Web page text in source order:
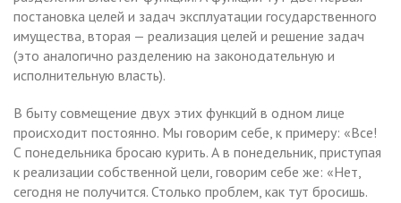
постановка целей и задач эксплуатации государственного
имущества, вторая — реализация целей и решение задач
(это аналогично разделению на законодательную и
исполнительную власть).
В быту совмещение двух этих функций в одном лице
происходит постоянно. Мы говорим себе, к примеру: «Все!
С понедельника бросаю курить. А в понедельник, приступая
к реализации собственной цели, говорим себе же: «Нет,
сегодня не получится. Столько проблем, как тут бросишь.